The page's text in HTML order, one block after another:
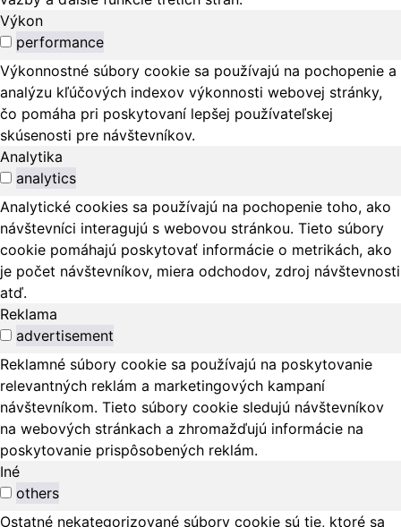
Výkon
performance
Výkonnostné súbory cookie sa používajú na pochopenie a
analýzu kľúčových indexov výkonnosti webovej stránky,
čo pomáha pri poskytovaní lepšej používateľskej
skúsenosti pre návštevníkov.
Analytika
analytics
Analytické cookies sa používajú na pochopenie toho, ako
návštevníci interagujú s webovou stránkou. Tieto súbory
cookie pomáhajú poskytovať informácie o metrikách, ako
je počet návštevníkov, miera odchodov, zdroj návštevnosti
atď.
Reklama
advertisement
Reklamné súbory cookie sa používajú na poskytovanie
relevantných reklám a marketingových kampaní
návštevníkom. Tieto súbory cookie sledujú návštevníkov
na webových stránkach a zhromažďujú informácie na
poskytovanie prispôsobených reklám.
Iné
others
Ostatné nekategorizované súbory cookie sú tie, ktoré sa